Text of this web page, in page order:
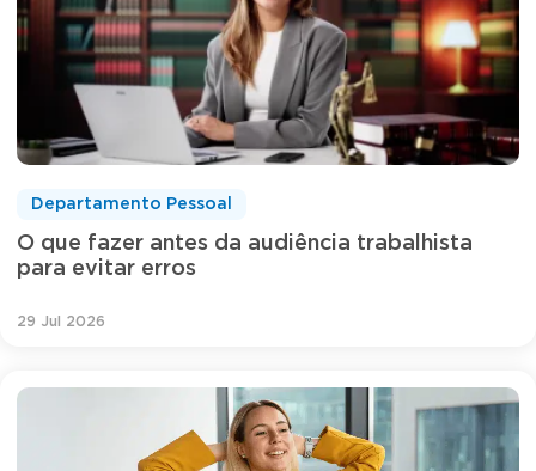
O que fazer antes da audiência trabalhista
para evitar erros
Departamento Pessoal
29 Jul 2026